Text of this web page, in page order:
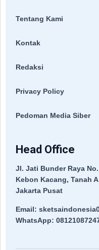
Tentang Kami
Kontak
Redaksi
Privacy Policy
Pedoman Media Siber
Head Office
Jl. Jati Bunder Raya No.
Kebon Kacang, Tanah
Jakarta Pusat
Email:
WhatsApp: